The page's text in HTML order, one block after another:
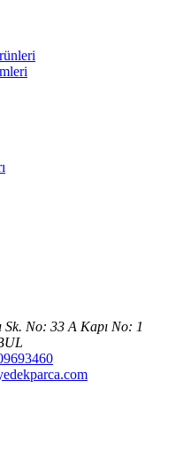
No: 33 A Kapı No: 1